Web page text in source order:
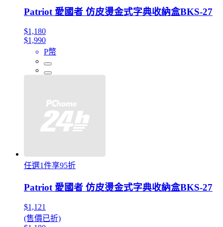
Patriot 愛國者 仿皮燙金式字典收納盒BKS-27
$1,180
$1,990
P幣
任選1件享95折
Patriot 愛國者 仿皮燙金式字典收納盒BKS-27
$1,121
(售價已折)